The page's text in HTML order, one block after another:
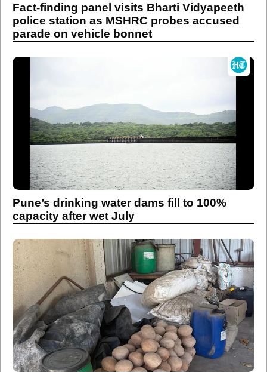
Fact-finding panel visits Bharti Vidyapeeth
police station as MSHRC probes accused
parade on vehicle bonnet
Pune’s drinking water dams fill to 100%
capacity after wet July